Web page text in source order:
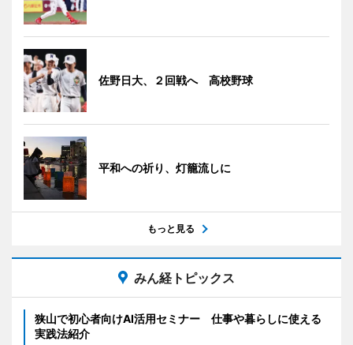
佐野日大、２回戦へ 高校野球
平和への祈り、灯籠流しに
もっと見る
みん経トピックス
狭山で初心者向けAI活用セミナー 仕事や暮らしに使える
実践法紹介